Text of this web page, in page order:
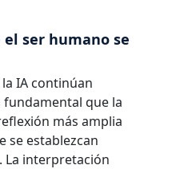
ser humano se
IA continúan
que la
más amplia
se establezcan
La interpretación